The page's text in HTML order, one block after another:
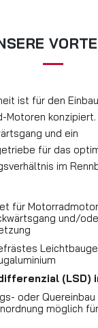
ist für den
Motoren
und ein
für das
im
für
und/
(LSD)
oder Quereinbau
möglich